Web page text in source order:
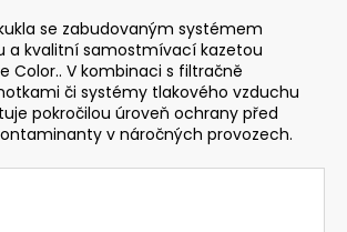
se zabudovaným systémem
a kvalitní samostmívací kazetou
Color.. V kombinaci s filtračně
či systémy tlakového vzduchu
pokročilou úroveň ochrany před
v náročných provozech.
HLEDAT